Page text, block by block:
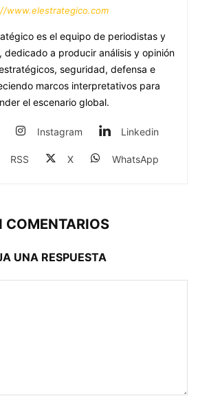
www.elestrategico.com
es el equipo de periodistas y
dedicado a producir análisis y opinión
seguridad, defensa e
marcos interpretativos para
el escenario global.
Instagram Linkedin
RSS X WhatsApp
COMENTARIOS
UNA RESPUESTA